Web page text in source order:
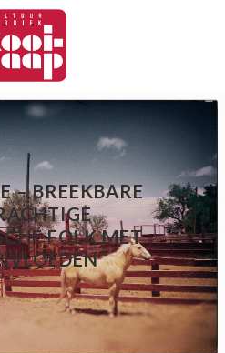
– BREEKBARE
FOLK MET